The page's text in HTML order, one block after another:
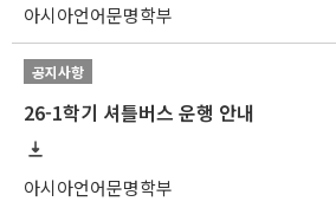
아시아언어문명학부
공지사항
26-1학기 셔틀버스 운행 안내
아시아언어문명학부